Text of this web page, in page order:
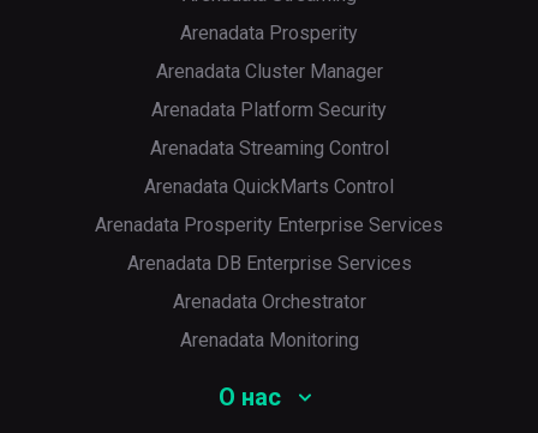
Arenadata Prosperity
Arenadata Cluster Manager
Arenadata Platform Security
Arenadata Streaming Control
Arenadata QuickMarts Control
Arenadata Prosperity Enterprise Services
Arenadata DB Enterprise Services
Arenadata Orchestrator
Arenadata Monitoring
О нас